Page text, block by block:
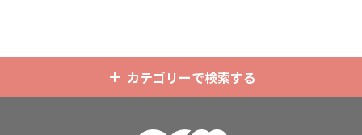
ど様々な業界に人気です。 短納期・カテゴリーで検索する